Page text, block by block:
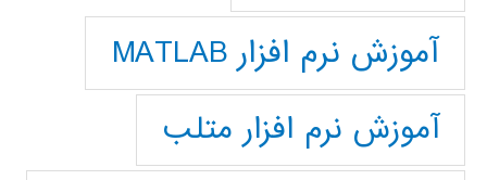
آموزش نرم افزار MATLAB
آموزش نرم افزار متلب